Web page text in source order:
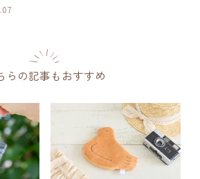
らの記事もおすすめ